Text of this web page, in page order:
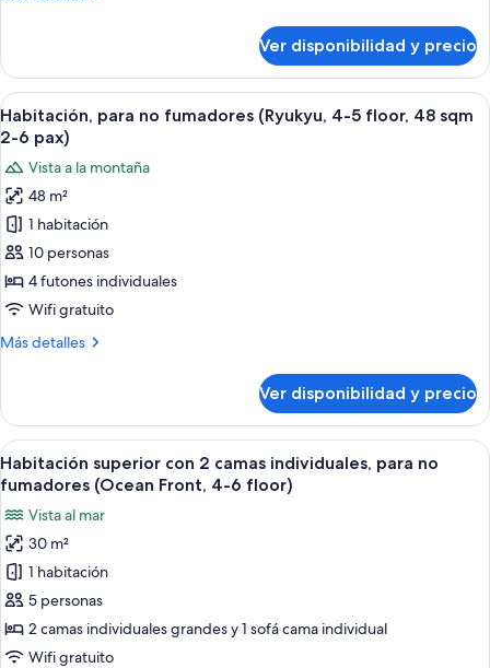
Angel's
para
no
fumadores
(Concept
Angel's
Sweets
Paradise
Ver disponibilidad y precio
Ver
todas
fotos
de
Habitación,
para
no
fumadores
4-
48
sqm
2-
6
pax)
Una habitación japonesa tradicional
4
Habitación, para no fumadores (Ryukyu, 4-5 floor, 48 sqm
2-6 pax)
Vista a la montaña
48 m²
1 habitación
10 personas
4 futones individuales
Wifi gratuito
Más detalles
Más
para
no
fumadores
(Ryukyu,
5
floor,
48
sqm
2-
pax)
Ver disponibilidad y precio
Ver
todas
fotos
de
Habitación
superior
con
2
Habitación de hotel con dos camas,
5
Habitación superior con 2 camas individuales, para no
fumadores (Ocean Front, 4-6 floor)
Vista al mar
30 m²
1 habitación
5 personas
2 camas individuales grandes y 1 sofá cama individual
Wifi gratuito